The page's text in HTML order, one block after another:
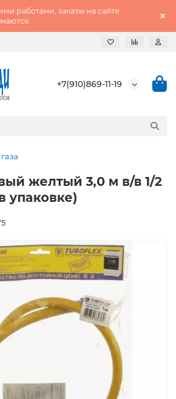
работами, заказы на сайте
+7(910)869-11-19
желтый 3,0 м в/в 1/2
упаковке)